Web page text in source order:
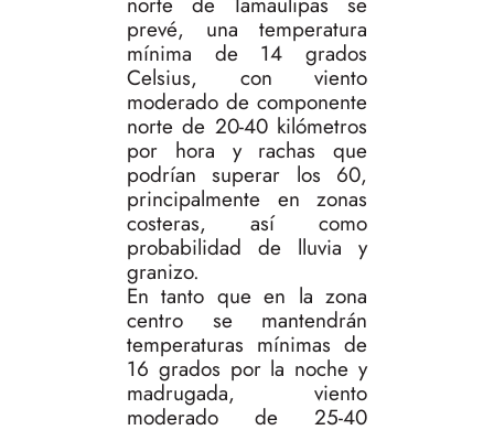
prevé, una temperatura
mínima de 14 grados
Celsius, con viento
moderado de componente
norte de 20-40 kilómetros
por hora y rachas que
podrían superar los 60,
principalmente en zonas
costeras, así como
probabilidad de lluvia y
granizo.
En tanto que en la zona
centro se mantendrán
temperaturas mínimas de
16 grados por la noche y
madrugada, viento
moderado de 25-40